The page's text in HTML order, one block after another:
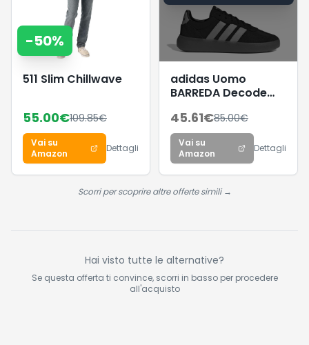
-50%
511 Slim Chillwave
55.00€109.85€
Vai su
Amazon
Dettagli
adidas Uomo
BARREDA Decode
Black/Lucid
Aquamarine/GUM5,
38 EU
45.61€85.00€
Vai su
Amazon
Dettagli
Scorri per scoprire altre offerte simili →
Hai visto tutte le alternative?
Se questa offerta ti convince, scorri in basso per procedere
all'acquisto